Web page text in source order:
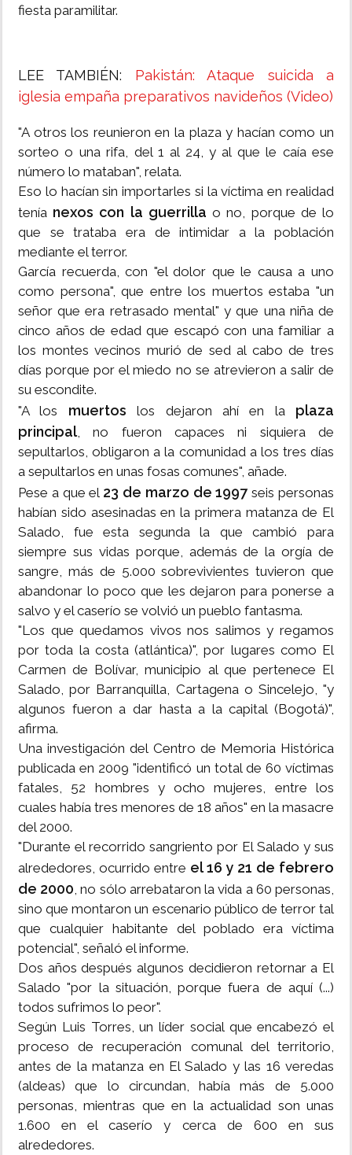
fiesta paramilitar.
LEE TAMBIÉN: Pakistán: Ataque suicida a
iglesia empaña preparativos navideños (Video)
"A otros los reunieron en la plaza y hacían como un
sorteo o una rifa, del 1 al 24, y al que le caía ese
número lo mataban", relata.
Eso lo hacían sin importarles si la víctima en realidad
tenía nexos con la guerrillao no, porque de lo
que se trataba era de intimidar a la población
mediante el terror.
García recuerda, con "el dolor que le causa a uno
como persona", que entre los muertos estaba "un
señor que era retrasado mental" y que una niña de
cinco años de edad que escapó con una familiar a
los montes vecinos murió de sed al cabo de tres
días porque por el miedo no se atrevieron a salir de
su escondite.
"A los muertos los dejaron ahí en la plaza
principal, no fueron capaces ni siquiera de
sepultarlos, obligaron a la comunidad a los tres días
a sepultarlos en unas fosas comunes", añade.
Pese a que el 23 de marzo de 1997seis personas
habían sido asesinadas en la primera matanza de El
Salado, fue esta segunda la que cambió para
siempre sus vidas porque, además de la orgía de
sangre, más de 5.000 sobrevivientes tuvieron que
abandonar lo poco que les dejaron para ponerse a
salvo y el caserío se volvió un pueblo fantasma.
"Los que quedamos vivos nos salimos y regamos
por toda la costa (atlántica)", por lugares como El
Carmen de Bolívar, municipio al que pertenece El
Salado, por Barranquilla, Cartagena o Sincelejo, "y
algunos fueron a dar hasta a la capital (Bogotá)",
afirma.
Una investigación del Centro de Memoria Histórica
publicada en 2009 "identificó un total de 60 víctimas
fatales, 52 hombres y ocho mujeres, entre los
cuales había tres menores de 18 años" en la masacre
del 2000.
"Durante el recorrido sangriento por El Salado y sus
alrededores, ocurrido entre el 16 y 21 de febrero
de 2000, no sólo arrebataron la vida a 60 personas,
sino que montaron un escenario público de terror tal
que cualquier habitante del poblado era víctima
potencial", señaló el informe.
Dos años después algunos decidieron retornar a El
Salado "por la situación, porque fuera de aquí (...)
todos sufrimos lo peor".
Según Luis Torres, un líder social que encabezó el
proceso de recuperación comunal del territorio,
antes de la matanza en El Salado y las 16 veredas
(aldeas) que lo circundan, había más de 5.000
personas, mientras que en la actualidad son unas
1.600 en el caserío y cerca de 600 en sus
alrededores.